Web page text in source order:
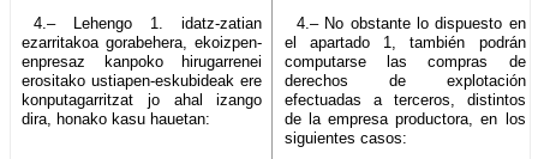
4.– Lehengo 1. idatz-zatian
ezarritakoa gorabehera, ekoizpen-
enpresaz kanpoko hirugarrenei
erositako ustiapen-eskubideak ere
konputagarritzat jo ahal izango
dira, honako kasu hauetan:
4.– No obstante lo dispuesto en
el apartado 1, también podrán
computarse las compras de
derechos de explotación
efectuadas a terceros, distintos
de la empresa productora, en los
siguientes casos: